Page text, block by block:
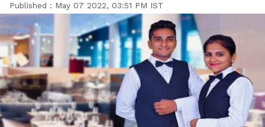
Published : May 07 2022, 03:51 PM IST